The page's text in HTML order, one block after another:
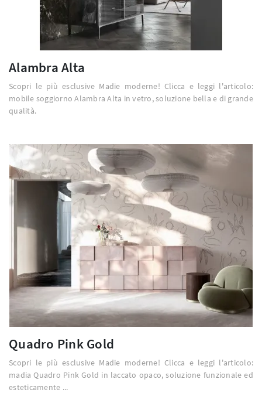
Alambra Alta
Scopri le più esclusive Madie moderne! Clicca e leggi l'articolo:
mobile soggiorno Alambra Alta in vetro, soluzione bella e di grande
qualità.
Quadro Pink Gold
Scopri le più esclusive Madie moderne! Clicca e leggi l'articolo:
madia Quadro Pink Gold in laccato opaco, soluzione funzionale ed
esteticamente ...